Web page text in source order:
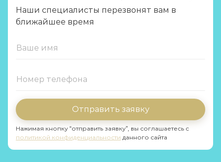
Наши специалисты перезвонят вам в
ближайшее время
Отправить заявку
Нажимая кнопку “отправить заявку”, вы соглашаетесь с
политикой конфиденциальности данного сайта